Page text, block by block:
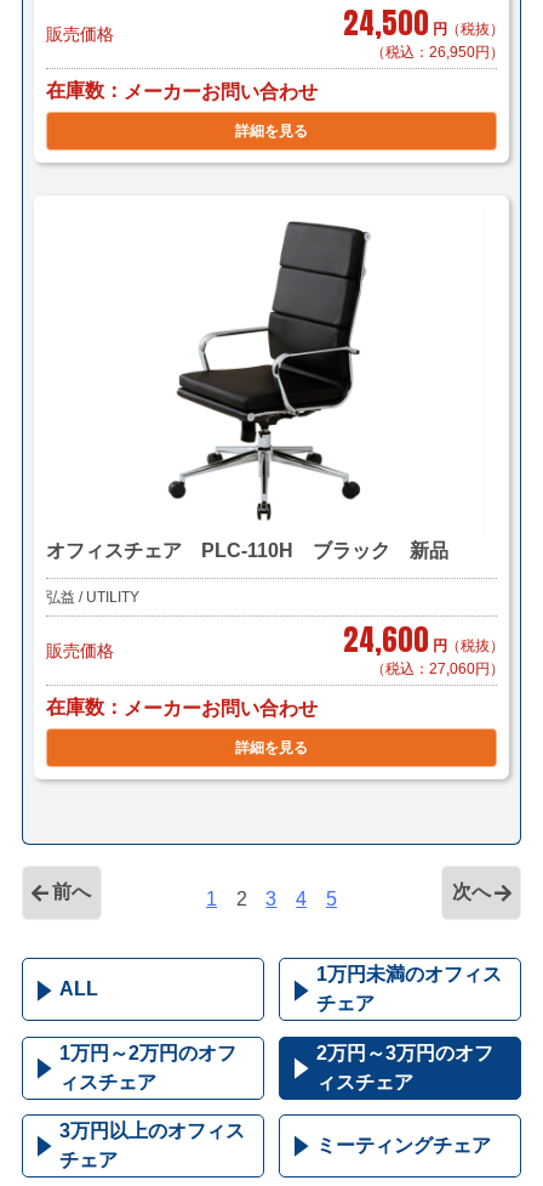
販売価格 24,500 円 （税抜）
（税込：26,950円）
在庫数 メーカーお問い合わせ
詳細を見る
オフィスチェア PLC-110H ブラック 新品
弘益 / UTILITY
販売価格 24,600 円 （税抜）
（税込：27,060円）
在庫数 メーカーお問い合わせ
詳細を見る
前へ 1 2 3 4 5 次へ
ALL
1万円未満のオフィス
チェア
1万円～2万円のオフ
ィスチェア
2万円～3万円のオフ
ィスチェア
3万円以上のオフィス
チェア
ミーティングチェア